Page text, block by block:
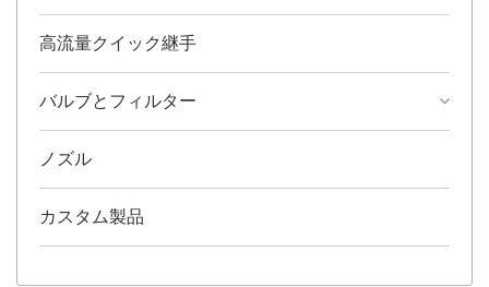
高流量クイック継手
バルブとフィルター
ノズル
カスタム製品